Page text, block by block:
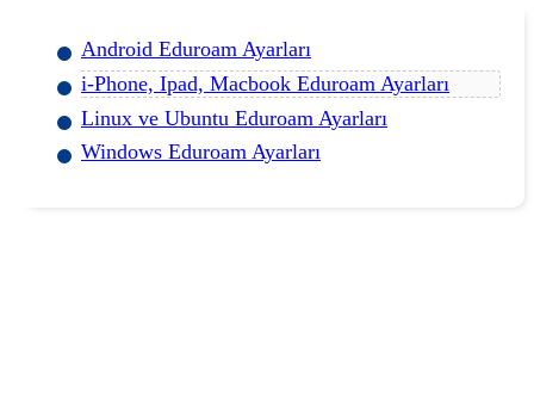
Android Eduroam Ayarları
i-Phone, Ipad, Macbook Eduroam Ayarları
Linux ve Ubuntu Eduroam Ayarları
Windows Eduroam Ayarları